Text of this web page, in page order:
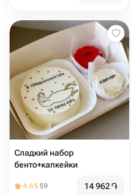
Сладкий набор
бенто+капкейки
4.6559 14 962֏